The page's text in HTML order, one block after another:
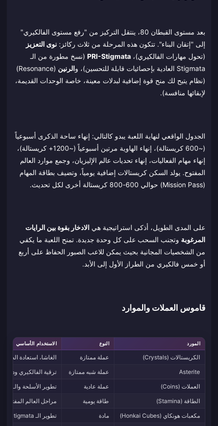
بعد مستوى القبطان 80، ينتقل التركيز من "رفع مستوى الفالكيري"
إلى "إتقان البناء". تتكون هذه المرحلة من ثلاث ركائز: نوى التعزيز
(تحول مهارات الفالكيري)، PRI-Stigmata (نسخ مطورة من الـ
Stigmata العادية بإحصائيات قابلة للتحسين)، و
الرنين
(Resonance)
(نظام يتيح لك منح قوة إضافية لبدلات معينة، خاصة الوحدات القديمة،
لإبقائها منافسة).
الجدول الواقعي لنهاية اللعبة يبدو كالتالي: إنهاء ساحة الذكرى أسبوعياً
(~600 كريستالة)، إنهاء الهاوية مرتين أسبوعياً (~1200+ كريستالة)،
إنهاء مهام الفعاليات، إنهاء تحديات عالم الإليزيان، وجمع موارد العالم
المفتوح. يولد السكن كريستالات إضافية يومياً، وتضيف بطاقة المهام
(Mission Pass) حوالي 600-800 كريستالة أخرى لكل تحديث.
على المدى الطويل، أذكى استراتيجية هي الادخار بقوة بين الرايات
المرغوبة وتجنب السحب على كل وحدة جديدة. تمنح اللعبة ما يكفي
من الشخصيات المجانية بحيث يمكن للاعب الصبور الحفاظ على أربع
أو خمس فالكيري من الطراز الأول إلى الأبد.
قاموس العملات والموارد
المورد النوع الاستخدام الأساسي
الكريستالات (Crystals) عملة ممتازة
الغاشا، استعادة
Asterite
عملة شبه ممتازة
ترقية الفالكيري ودمج
العملات (Coins)
عملة عادية
تطوير الأسلحة والـ Stigmata
الطاقة (Stamina)
طاقة يومية
مراحل العالم المفتوح
مكعبات هونكاي (Honkai Cubes)
مادة تطوير الـ Stigmata والأسلحة